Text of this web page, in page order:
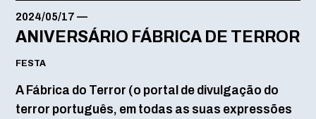
2024/05/17 —
ANIVERSÁRIO FÁBRICA DE TERROR
FESTA
A Fábrica do Terror (o portal de divulgação do
terror português, em todas as suas expressões